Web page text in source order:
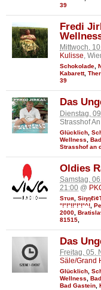
39
Fredi
Mittwoch,
Kulisse,
Schokolade
Kabarett,
39
Das
Dienstag,
Strasshof
Glücklich
Wellness
Strasshof an
Oldies
Samstag,
21:00 @
Sтυя
°!°!°!!°!°!°^!
2000
81515
Das
Freitag, 05.
Säle/Grand
Glücklich,
Wellness,
Bad Gastein,